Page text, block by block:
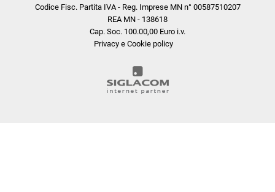
Codice Fisc. Partita IVA - Reg. Imprese MN n° 00587510207
REA MN - 138618
Cap. Soc. 100.00,00 Euro i.v.
Privacy e Cookie policy